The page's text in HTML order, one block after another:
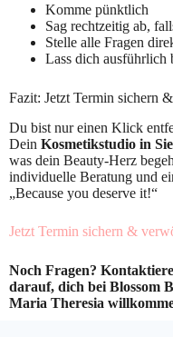
Komme pünktlich
Sag rechtzeitig ab,
Stelle alle Fragen
Lass dich ausführlich
Fazit: Jetzt Termin sichern
Du bist nur einen Klick
Dein Kosmetikstudio in
was dein Beauty-Herz
individuelle Beratung und
„Because you deserve it!“
Jetzt Termin sichern &
Noch Fragen?
darauf, dich bei Blossom
Maria Theresia